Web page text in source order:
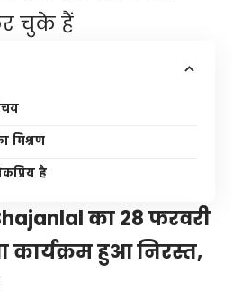
चुके हैं
मिश्रण
है
का 28 फरवरी
कार्यक्रम हुआ निरस्त,